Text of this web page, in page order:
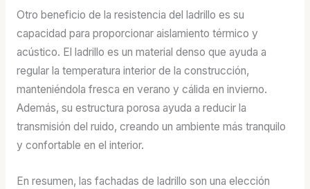
Otro beneficio de la resistencia del ladrillo es su
capacidad para proporcionar aislamiento térmico y
acústico. El ladrillo es un material denso que ayuda a
regular la temperatura interior de la construcción,
manteniéndola fresca en verano y cálida en invierno.
Además, su estructura porosa ayuda a reducir la
transmisión del ruido, creando un ambiente más tranquilo
y confortable en el interior.
En resumen, las fachadas de ladrillo son una elección